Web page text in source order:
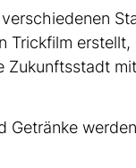
Trickfilm
Zukunftsstadt
Getränke